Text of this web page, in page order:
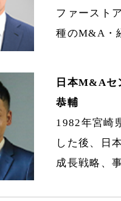
ファースト
種のM&A・
日本M&Aセ
恭輔
1982年宮崎
した後、日
成長戦略、